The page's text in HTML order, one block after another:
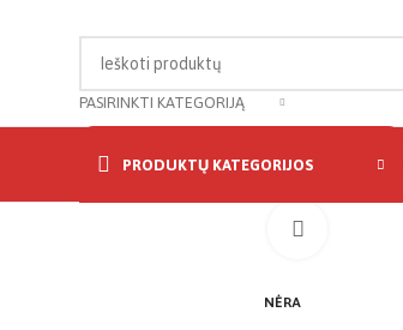
PASIRINKTI KATEGORIJĄ
PRODUKTŲ KATEGORIJOS
NĖRA